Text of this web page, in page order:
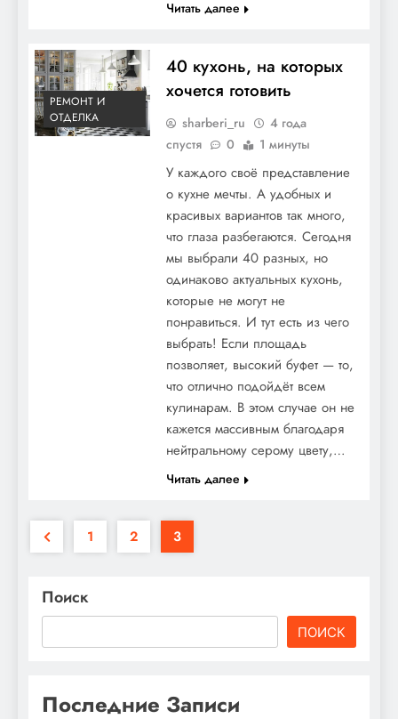
Читать далее
РЕМОНТ И
ОТДЕЛКА
40 кухонь, на которых
хочется готовить
sharberi_ru
4 года
спустя
0 1 минуты
У каждого своё представление
о кухне мечты. А удобных и
красивых вариантов так много,
что глаза разбегаются. Сегодня
мы выбрали 40 разных, но
одинаково актуальных кухонь,
которые не могут не
понравиться. И тут есть из чего
выбрать! Если площадь
позволяет, высокий буфет — то,
что отлично подойдёт всем
кулинарам. В этом случае он не
кажется массивным благодаря
нейтральному серому цвету,…
Читать далее
1 2 3
Поиск
ПОИСК
Последние Записи